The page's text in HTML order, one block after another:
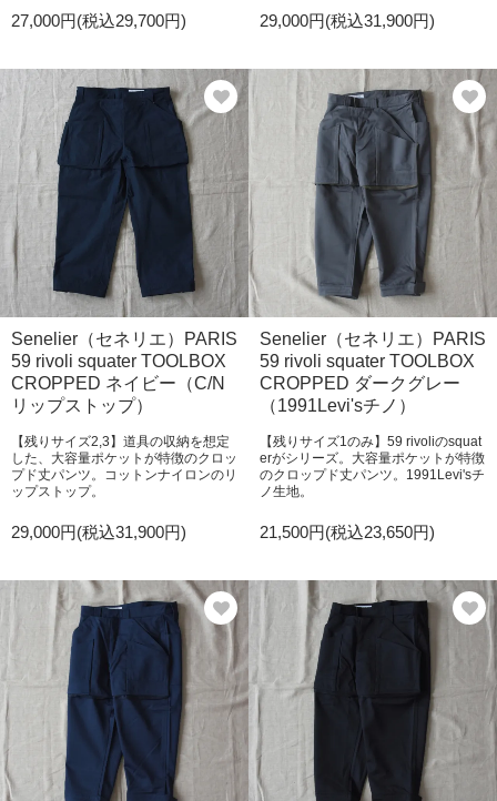
27,000円(税込29,700円) 29,000円(税込31,900円)
Senelier（セネリエ）PARIS
59 rivoli squater TOOLBOX
CROPPED ネイビー（C/N
リップストップ）
【残りサイズ2,3】道具の収納を想定
した、大容量ポケットが特徴のクロッ
プド丈パンツ。コットンナイロンのリ
ップストップ。
29,000円(税込31,900円)
Senelier（セネリエ）PARIS
59 rivoli squater TOOLBOX
CROPPED ダークグレー
（1991Levi'sチノ）
【残りサイズ1のみ】59 rivoliのsquat
erがシリーズ。大容量ポケットが特徴
のクロップド丈パンツ。1991Levi'sチ
ノ生地。
21,500円(税込23,650円)